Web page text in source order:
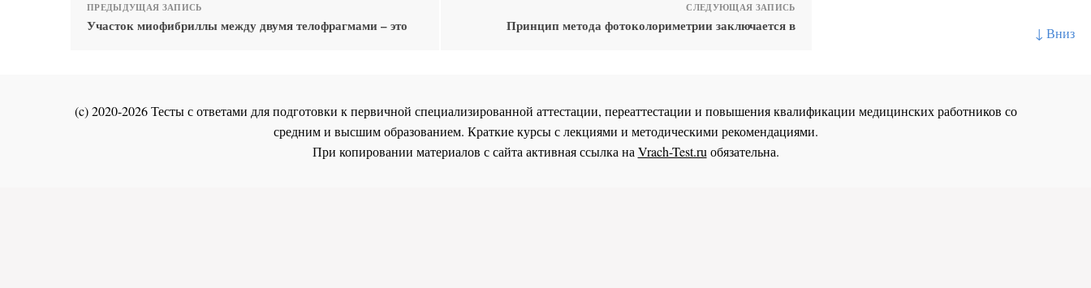
↓ Вниз
ПРЕДЫДУЩАЯ ЗАПИСЬ
Участок миофибриллы между двумя телофрагмами – это
СЛЕДУЮЩАЯ ЗАПИСЬ
Принцип метода фотоколориметрии заключается в
(c) 2020-2026 Тесты с ответами для подготовки к первичной специализированной аттестации, переаттестации и повышения квалификации медицинских работников со
средним и высшим образованием. Краткие курсы с лекциями и методическими рекомендациями.
При копировании материалов с сайта активная ссылка наVrach-Test.ruобязательна.